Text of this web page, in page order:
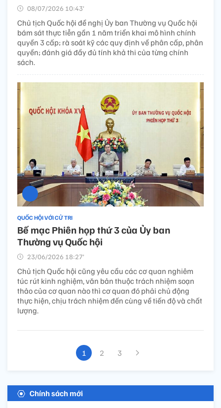
08/07/2026 10:43’
Chủ tịch Quốc hội đề nghị Ủy ban Thường vụ Quốc hội
bám sát thực tiễn gần 1 năm triển khai mô hình chính
quyền 3 cấp; rà soát kỹ các quy định về phân cấp, phân
quyền; đánh giá đầy đủ tính khả thi của từng chính
sách.
QUỐC HỘI VỚI CỬ TRI
Bế mạc Phiên họp thứ 3 của Ủy ban
Thường vụ Quốc hội
23/06/2026 18:27’
Chủ tịch Quốc hội cũng yêu cầu các cơ quan nghiêm
túc rút kinh nghiệm, văn bản thuộc trách nhiệm soạn
thảo của cơ quan nào thì cơ quan đó phải chủ động
thực hiện, chịu trách nhiệm đến cùng về tiến độ và chất
lượng.
1 2 3
Chính sách mới